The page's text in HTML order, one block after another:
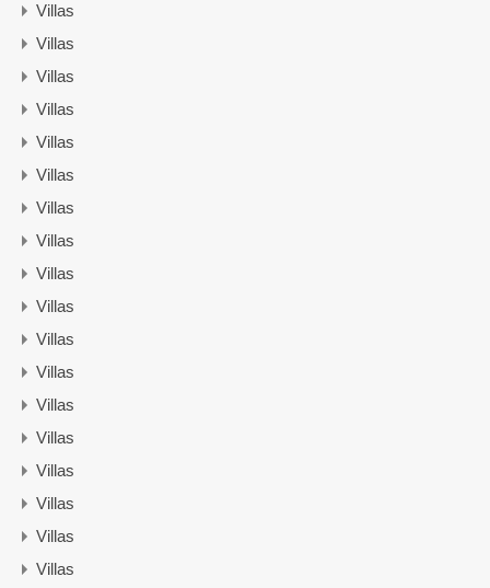
Villas
Villas
Villas
Villas
Villas
Villas
Villas
Villas
Villas
Villas
Villas
Villas
Villas
Villas
Villas
Villas
Villas
Villas